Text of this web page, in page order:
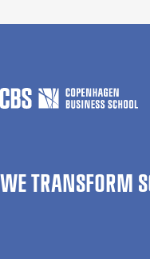
WE TRANSFORM